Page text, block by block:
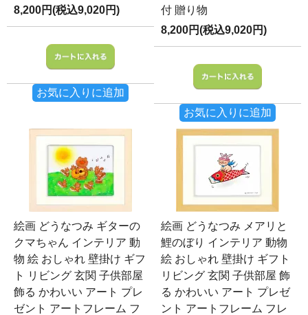
8,200円(税込9,020円)
お気に入りに追加
付 贈り物
8,200円(税込9,020円)
お気に入りに追加
絵画 どうなつみ ギターの
クマちゃん インテリア 動
物 絵 おしゃれ 壁掛け ギフ
ト リビング 玄関 子供部屋
飾る かわいい アート プレ
ゼント アートフレーム フ
絵画 どうなつみ メアリと
鯉のぼり インテリア 動物
絵 おしゃれ 壁掛け ギフト
リビング 玄関 子供部屋 飾
る かわいい アート プレゼ
ント アートフレーム フレ